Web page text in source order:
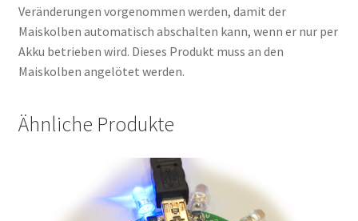
Veränderungen vorgenommen werden, damit der
Maiskolben automatisch abschalten kann, wenn er nur per
Akku betrieben wird. Dieses Produkt muss an den
Maiskolben angelötet werden.
Ähnliche Produkte